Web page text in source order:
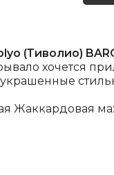
(Тиволио)
хочется
Жаккардовая